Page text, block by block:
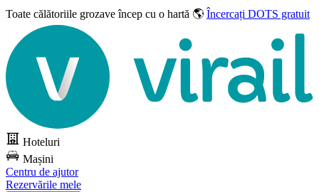
Toate călătoriile grozaveîncep cu o hartă 🌎 Încercați DOTS gratuit
Hoteluri
Mașini
Centru de ajutor
Rezervările mele